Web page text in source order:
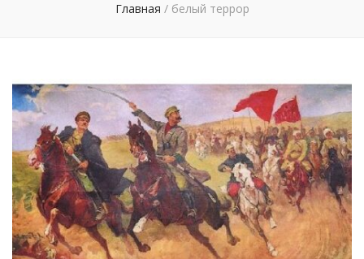
Главная / белый террор